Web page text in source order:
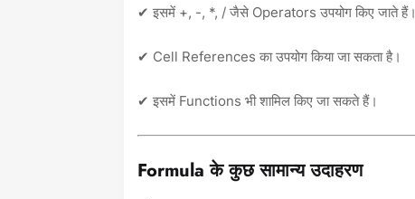
✔ इसमें +, -, *, / जैसे Operators उपयोग किए जाते हैं।
✔ Cell References का उपयोग किया जा सकता है।
✔ इसमें Functions भी शामिल किए जा सकते हैं।
Formula के कुछ सामान्य उदाहरण